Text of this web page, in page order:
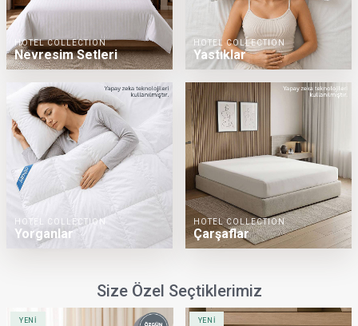
HOTEL COLLECTION
Nevresim Setleri
HOTEL COLLECTION
Yastıklar
HOTEL COLLECTION
Yorganlar
HOTEL COLLECTION
Çarşaflar
Size Özel Seçtiklerimiz
YENİ YENİ